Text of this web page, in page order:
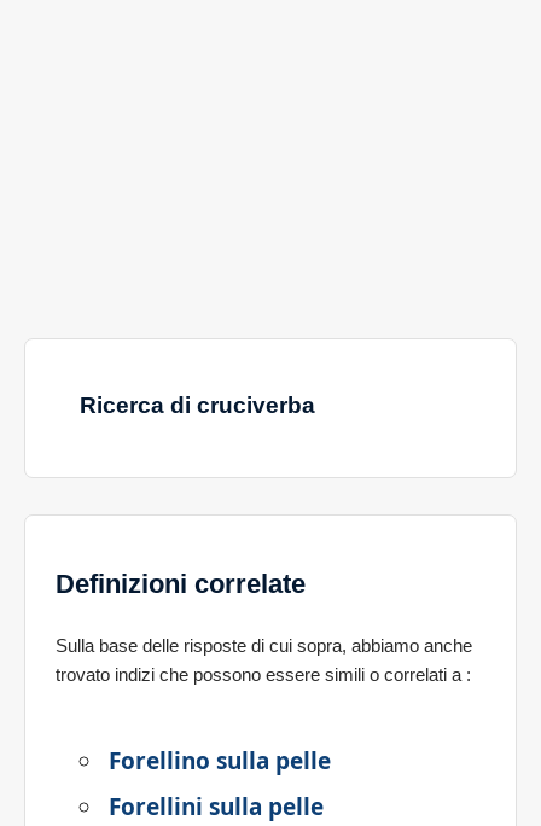
Ricerca di cruciverba
Definizioni correlate
Sulla base delle risposte di cui sopra, abbiamo anche
trovato indizi che possono essere simili o correlati a :
Forellino sulla pelle
Forellini sulla pelle